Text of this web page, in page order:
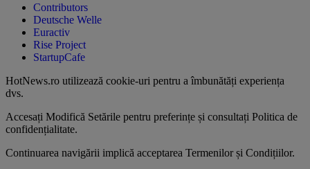
Contributors
Deutsche Welle
Euractiv
Rise Project
StartupCafe
HotNews.ro utilizează cookie-uri pentru a îmbunătăți experiența
dvs.
Accesați Modifică Setările pentru preferințe și consultați Politica de
confidențialitate.
Continuarea navigării implică acceptarea Termenilor și Condițiilor.